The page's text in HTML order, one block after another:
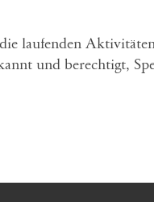
laufenden
und berechtigt,